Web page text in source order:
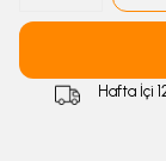
Hafta İçi